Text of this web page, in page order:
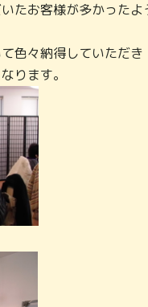
たお客様が多かったよ
色々納得していただき
ります。